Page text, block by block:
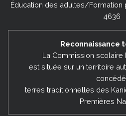
Éducation des adultes/
4636
Reconnaissance
La Commission scolaire
est située sur un territoire
concédé,
terres traditionnelles des
Premières